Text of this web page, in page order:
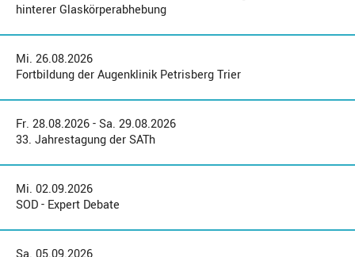
hinterer Glaskörperabhebung
Mi. 26.08.2026
Fortbildung der Augenklinik Petrisberg Trier
Fr. 28.08.2026 - Sa. 29.08.2026
33. Jahrestagung der SATh
Mi. 02.09.2026
SOD - Expert Debate